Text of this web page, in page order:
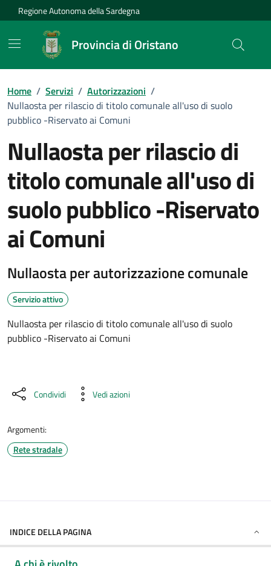
Vai ai contenuti
Vai al Footer
Regione Autonoma della Sardegna
Provincia di Oristano
Home / Servizi / Autorizzazioni /
Nullaosta per rilascio di titolo comunale all'uso di suolo
pubblico -Riservato ai Comuni
Nullaosta per rilascio di
titolo comunale all'uso di
suolo pubblico -Riservato
ai Comuni
Dettagli del servizio
Nullaosta per autorizzazione comunale
Servizio attivo
Nullaosta per rilascio di titolo comunale all'uso di suolo
pubblico -Riservato ai Comuni
Condividi Vedi azioni
Argomenti:
Rete stradale
INDICE DELLA PAGINA